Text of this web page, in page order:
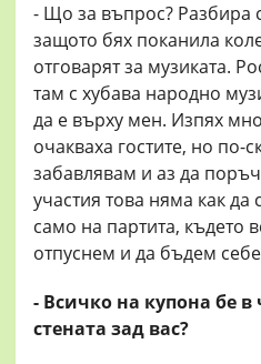
- Що за въпрос? Разбира
защото бях поканила
отговарят за музиката.
там с хубава народно
да е върху мен. Изпях
очакваха гостите, но по-
забавлявам и аз да
участия това няма как да
само на партита, където
отпуснем и да бъдем
- Всичко на купона бе в
стената зад вас?